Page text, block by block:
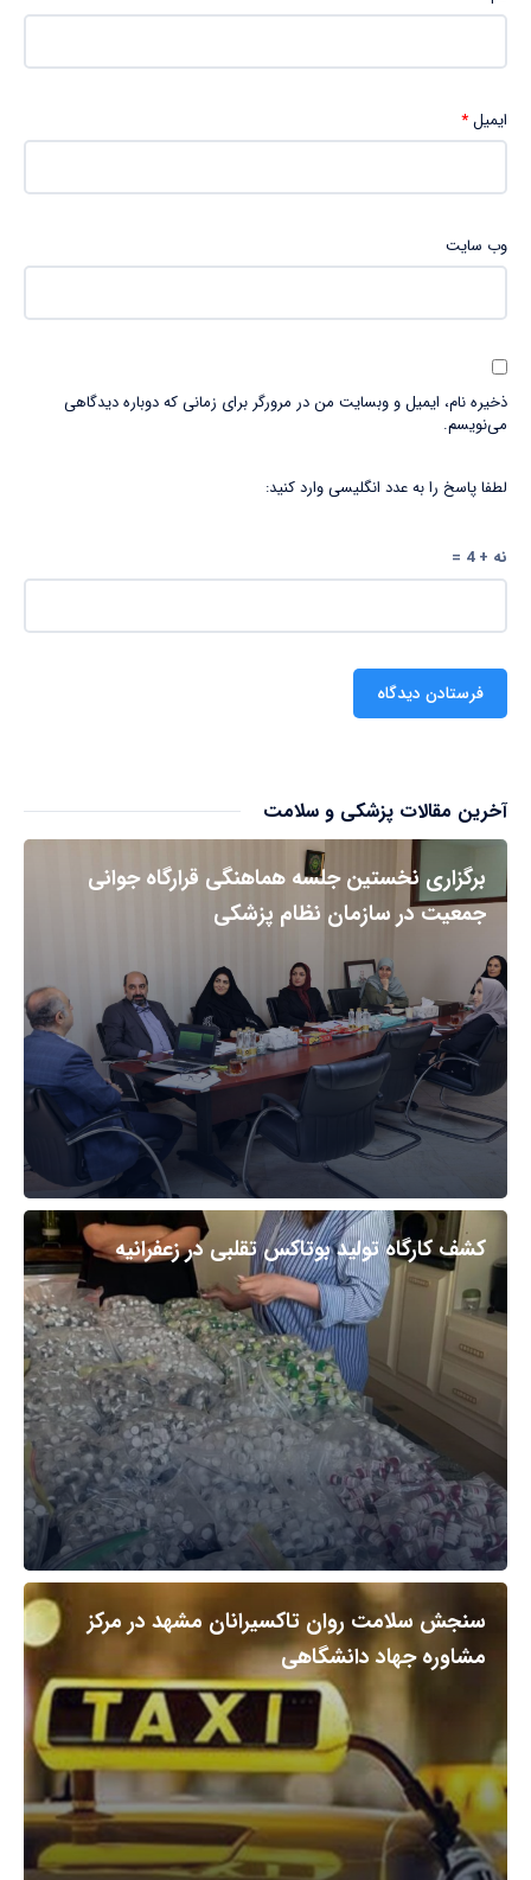
ایمیل*
وب‌ سایت
ذخیره نام، ایمیل و وبسایت من در مرورگر برای زمانی که دوباره دیدگاهی
می‌نویسم.
لطفا پاسخ را به عدد انگلیسی وارد کنید:
نه + 4 =
آخرین مقالات پزشکی و سلامت
برگزاری نخستین جلسه هماهنگی قرارگاه جوانی
جمعیت در سازمان نظام پزشکی
کشف کارگاه تولید بوتاکس تقلبی در زعفرانیه
سنجش سلامت روان تاکسیرانان مشهد در مرکز
مشاوره جهاد دانشگاهی